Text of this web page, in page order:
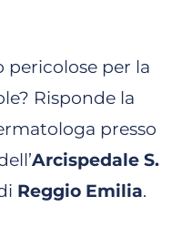
pericolose per la
Risponde la
presso
Arcispedale S.
Reggio Emilia.